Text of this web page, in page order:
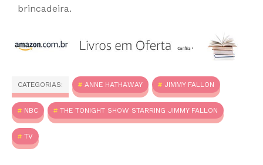
brincadeira.
CATEGORIAS: ANNE HATHAWAY JIMMY FALLON
NBC THE TONIGHT SHOW STARRING JIMMY FALLON
TV